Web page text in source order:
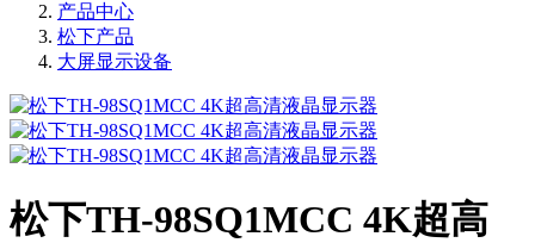
产品中心
松下产品
大屏显示设备
松下TH-98SQ1MCC 4K超高